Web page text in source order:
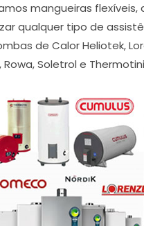
mangueiras
qualquer tipo de
de Calor Heliotek,
Rowa, Soletrol e